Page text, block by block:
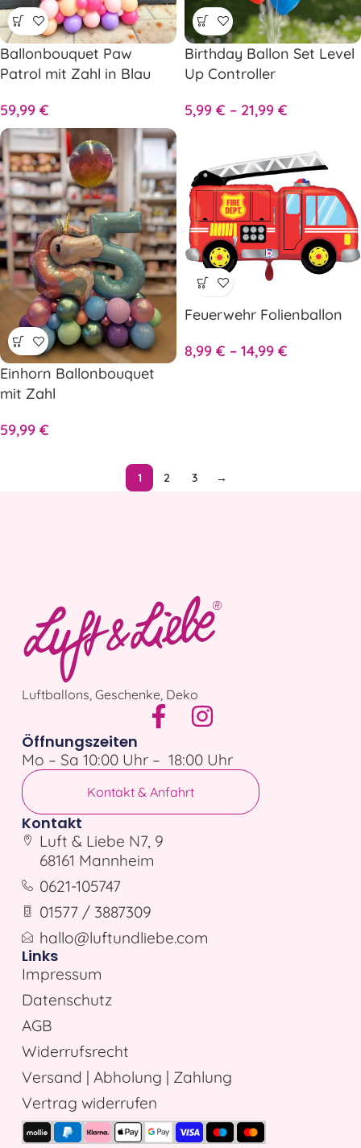
Ballonbouquet Paw
Patrol mit Zahl in Blau
59,99 €
Birthday Ballon Set Level
Up Controller
5,99 € – 21,99 €
Einhorn Ballonbouquet
mit Zahl
59,99 €
Feuerwehr Folienballon
8,99 € – 14,99 €
1 2 3 →
Luftballons, Geschenke, Deko
Öffnungszeiten
Mo – Sa 10:00 Uhr – 18:00 Uhr
Kontakt & Anfahrt
Kontakt
Luft & Liebe N7, 9
68161 Mannheim
0621-105747
01577 / 3887309
hallo@luftundliebe.com
Links
Impressum
Datenschutz
AGB
Widerrufsrecht
Versand | Abholung | Zahlung
Vertrag widerrufen